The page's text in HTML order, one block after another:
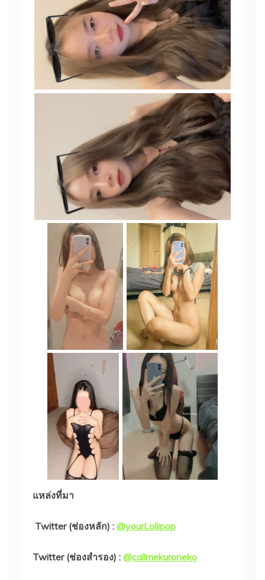
แหล่งที่มา
Twitter (ช่องหลัก) : @yourLoliipop
Twitter (ช่องสำรอง) : @callmekuroneko